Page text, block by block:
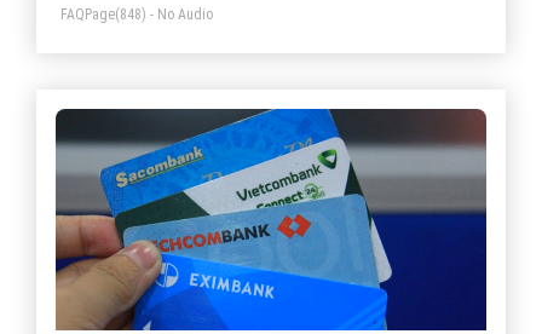
FAQPage(848) - No Audio